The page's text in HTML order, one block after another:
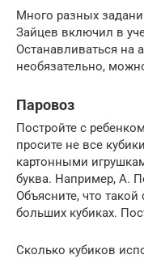
Много разных
Зайцев включил в
Останавливаться на
необязательно,
Паровоз
Постройте с
просите не все
картонными
буква. Например, А.
Объясните, что такой
больших кубиках.
Сколько кубиков